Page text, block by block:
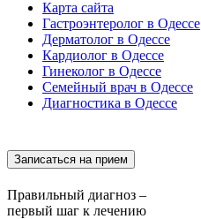
Карта сайта
Гастроэнтеролог в Одессе
Дерматолог в Одессе
Кардиолог в Одессе
Гинеколог в Одессе
Семейный врач в Одессе
Диагностика в Одессе
Записаться на прием
Правильный диагноз –
первый шаг к лечению